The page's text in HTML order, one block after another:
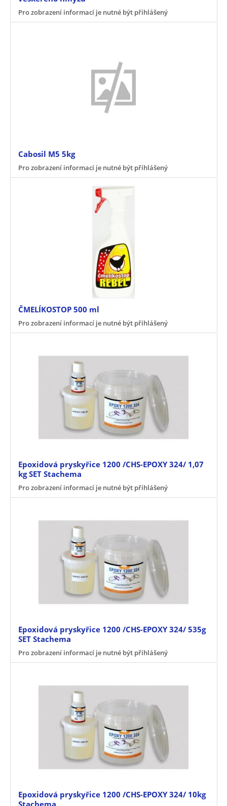
Pro zobrazení informací je nutné být přihlášený
Cabosil M5 5kg
Pro zobrazení informací je nutné být přihlášený
ČMELÍKOSTOP 500 ml
Pro zobrazení informací je nutné být přihlášený
Epoxidová pryskyřice 1200 /CHS-EPOXY 324/ 1,07
kg SET Stachema
Pro zobrazení informací je nutné být přihlášený
Epoxidová pryskyřice 1200 /CHS-EPOXY 324/ 535g
SET Stachema
Pro zobrazení informací je nutné být přihlášený
Epoxidová pryskyřice 1200 /CHS-EPOXY 324/ 10kg